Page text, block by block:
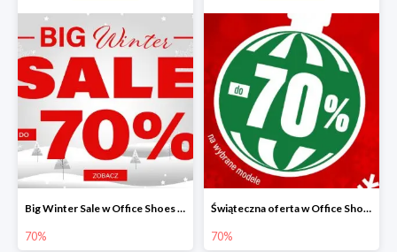
Big Winter Sale w Office Shoes do -70%
70%
Świąteczna oferta w Office Shoes do -70%
70%